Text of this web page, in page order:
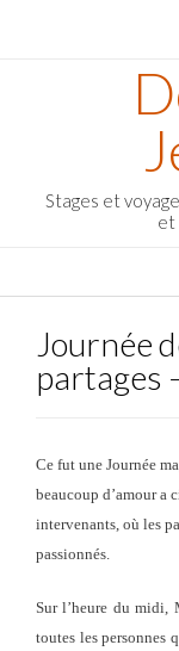
Stages et
et
Journée
partages
Ce fut une Journée
beaucoup d’amour a
intervenants, où les
passionnés.
Sur l’heure du midi,
toutes les personnes